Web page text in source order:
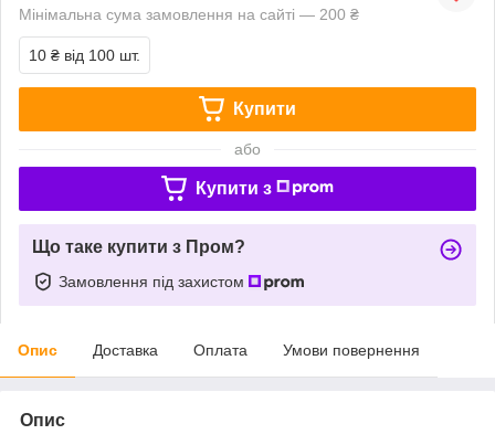
Мінімальна сума замовлення на сайті — 200 ₴
10 ₴ від 100 шт.
Купити
або
Купити з
Що таке купити з Пром?
Замовлення під захистом
Опис Доставка Оплата Умови повернення
Опис